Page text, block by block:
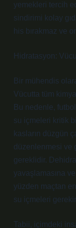
yemekleri tercih
sindirimi kolay
his bırakmaz ve
Hidratasyon:
Bir mühendis
Vücutta tüm
Bu nedenle,
su içmeleri kritik
kasların düzgün
düzenlenmesi ve
gereklidir.
yavaşlamasına
yüzden maçtan
su içmeleri
Tabii, içimdeki